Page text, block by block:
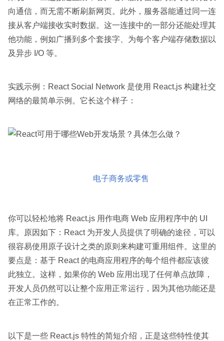
向通信，而无需不断刷新网页。此外，服务器能通过同一连
接从客户端接收实时数据。这一连接中的一部分还能处理其
他功能，例如广播到多个套接字、为每个客户端存储数据以
及异步 I/O 等。
实践示例：React Social Network 是使用 React.js 构建社交
网络的最简单示例。它长这个样子：
电子商务或零售
你可以轻松地将 React.js 用作电商 Web 应用程序中的 UI
库。原因如下：React 为开发人员提供了明确的途径，可以
很容易使用原子设计之类的原则来构建可重用组件。这里的
要点是：基于 React 的电商应用程序的每个组件都应该彼
此独立。这样，如果你的 Web 应用出现了任何单点故障，
开发人员仍然可以让整个应用正常运行，因为其他功能还是
在正常工作的。
以下是一些 React.js 特性的简短介绍，正是这些特性使其